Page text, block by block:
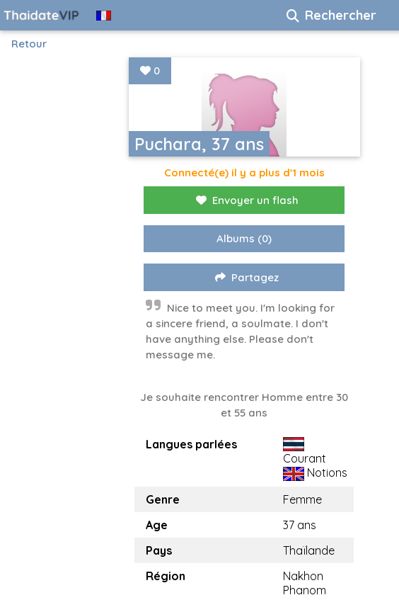
Rechercher
Retour
Puchara, 37 ans
0
Connecté(e) il y a plus d'1 mois
Envoyer un flash
Albums (0)
Partagez
Nice to meet you. I'm looking for
a sincere friend, a soulmate. I don't
have anything else. Please don't
message me.
Je souhaite rencontrer Homme entre 30
et 55 ans
Langues parlées
Courant
Notions
Genre
Femme
Age
37 ans
Pays
Thaïlande
Région
Nakhon
Phanom